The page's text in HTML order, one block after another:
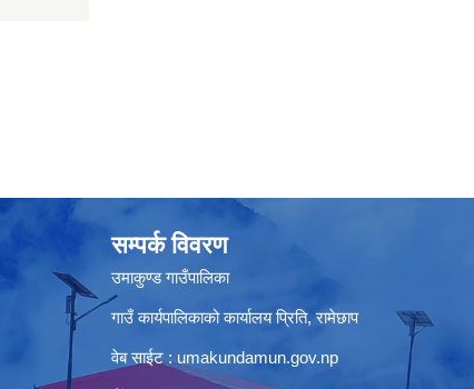
सम्पर्क विवरण
उमाकुण्ड गाउँपालिका
गाउँ कार्यपालिकाको कार्यालय प्रिति, रामेछाप
वेब साईट : umakundamun.gov.np